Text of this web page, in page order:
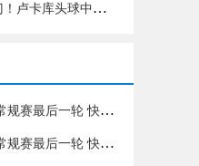
弗里补射奥乔亚神奇扑出！
快船 - 太阳 第一节 录像
快船 - 太阳 第二节 录像